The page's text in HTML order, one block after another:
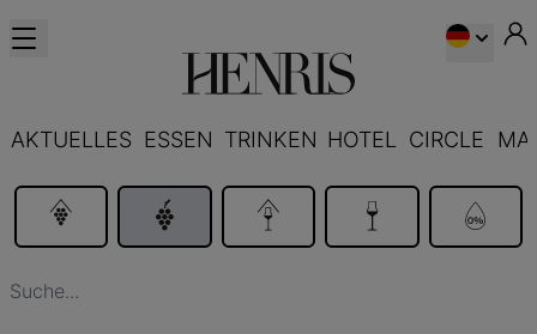
AKTUELLES ESSEN TRINKEN HOTEL CIRCLE